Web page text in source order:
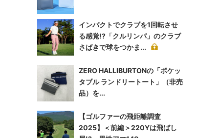
インパクトでクラブを1回転させ
る感覚!?「クルリンパ」のクラブ
さばきで球をつかま...
ZERO HALLIBURTONの「ポケッ
タブル ランドリートート」（非売
品）を...
【ゴルファーの飛距離調査
2025】＜前編＞220Yは飛ばし